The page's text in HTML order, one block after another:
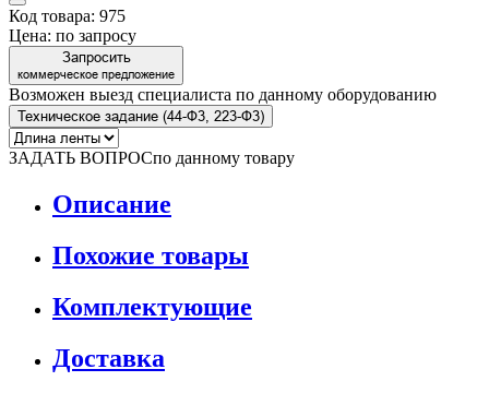
Код товара: 975
Цена: по запросу
Запросить
коммерческое предложение
Возможен выезд специалиста по данному оборудованию
Техническое задание (44-Ф3, 223-Ф3)
ЗАДАТЬ ВОПРОСпо данному товару
Описание
Похожие товары
Комплектующие
Доставка